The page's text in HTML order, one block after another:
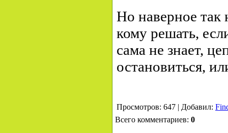
Но наверное
кому решать,
сама не знает,
остановиться,
Просмотров: 647 | Добавил:
Всего комментариев: 0